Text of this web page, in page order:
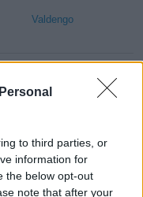
to third parties, or
information for
the below opt-out
note that after your
Valdengo
Valdengo